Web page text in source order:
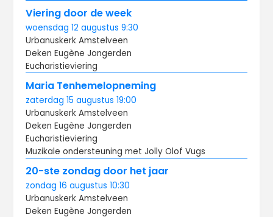
Viering door de week
woensdag 12 augustus9:30
Urbanuskerk Amstelveen
Deken Eugène Jongerden
Eucharistieviering
Maria Tenhemelopneming
zaterdag 15 augustus19:00
Urbanuskerk Amstelveen
Deken Eugène Jongerden
Eucharistieviering
Muzikale ondersteuning met Jolly Olof Vugs
20-ste zondag door het jaar
zondag 16 augustus10:30
Urbanuskerk Amstelveen
Deken Eugène Jongerden